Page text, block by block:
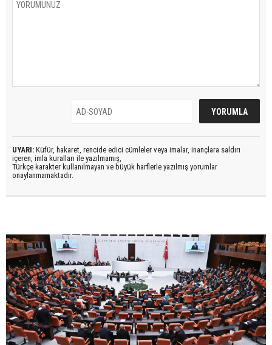
UYARI: Küfür, hakaret, rencide edici cümleler veya imalar, inançlara saldırı
içeren, imla kuralları ile yazılmamış,
Türkçe karakter kullanılmayan ve büyük harflerle yazılmış yorumlar
onaylanmamaktadır.